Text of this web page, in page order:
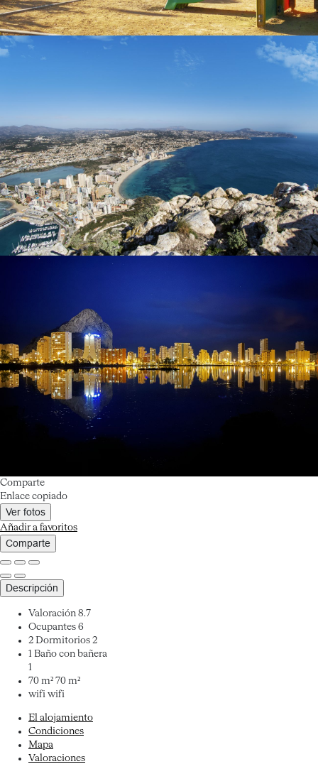
Comparte
Enlace copiado
Ver fotos
Añadir a favoritos
Comparte
Descripción
Valoración 8.7
Ocupantes 6
2 Dormitorios 2
1 Baño con bañera
1
70 m² 70 m²
wifi wifi
El alojamiento
Condiciones
Mapa
Valoraciones